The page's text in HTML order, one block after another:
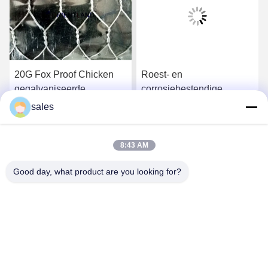
20G Fox Proof Chicken
gegalvaniseerde
zeshoekige netten 36 inch
150 voet consistente
Roest- en
corrosiebestendige
oppervlak
sales
8:43 AM
Good day, what product are you looking for?